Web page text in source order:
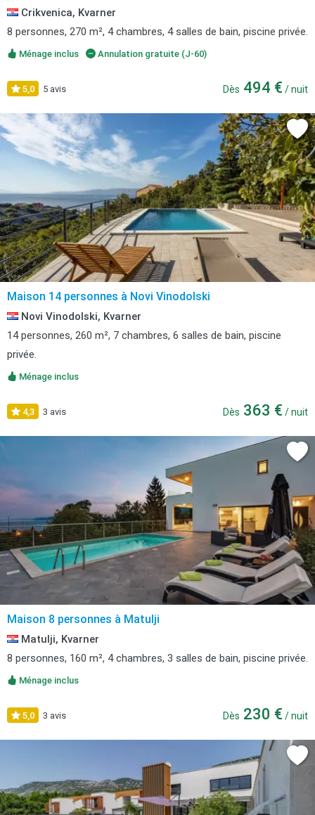
Crikvenica, Kvarner
8 personnes, 270 m², 4 chambres, 4 salles de bain, piscine privée.
Ménage inclus Annulation gratuite (J-60)
5,0 5 avis Dès 494 € / nuit
Maison 14 personnes à Novi Vinodolski
Novi Vinodolski, Kvarner
14 personnes, 260 m², 7 chambres, 6 salles de bain, piscine
privée.
Ménage inclus
4,3 3 avis Dès 363 € / nuit
Maison 8 personnes à Matulji
Matulji, Kvarner
8 personnes, 160 m², 4 chambres, 3 salles de bain, piscine privée.
Ménage inclus
5,0 3 avis Dès 230 € / nuit